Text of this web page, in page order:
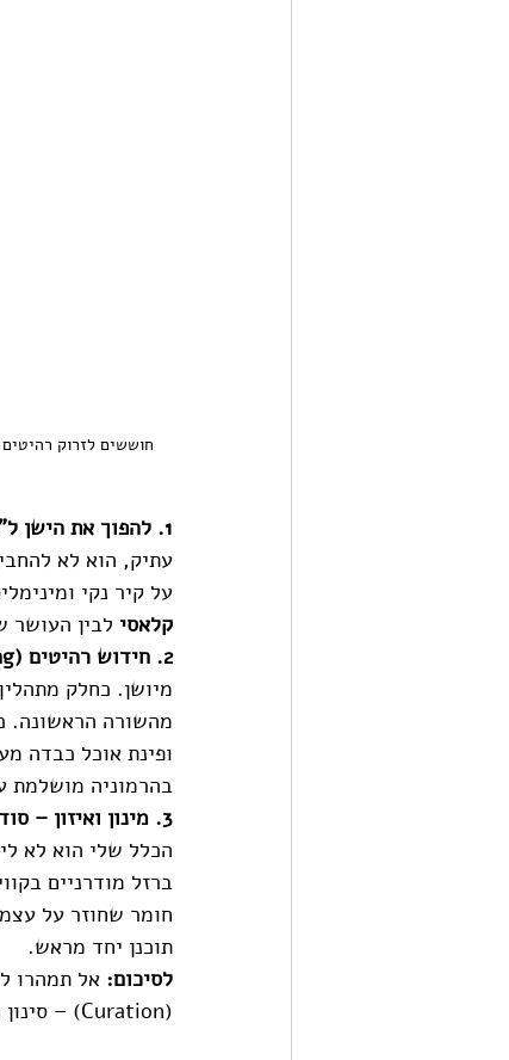
חוששים לזרוק
1. להפוך את הישן ל"פיס" המרכזי
עתיק, הוא לא
על קיר נקי
קלאסי לבין העושר
2. חידוש רהיטים (Upcycling)
מיושן. כחלק
מהשורה הראשונה.
ופינת אוכל כבדה
בהרמוניה
3. מינון ואיזון – סוד הקסם האקלקטי
הכלל שלי הוא לא
ברזל מודרניים
חומר שחוזר על
תוכנן יחד מראש.
לסיכום: אל תמהרו
(Curation) – סינון חכם של הפריטים ששווה לשמור, ושילובם באמנות בתוך החלל החדש שלכם.